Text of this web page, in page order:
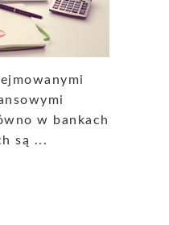
w bankach
są ...